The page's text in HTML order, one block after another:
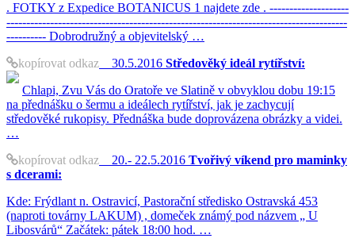
. FOTKY z Expedice BOTANICUS 1 najdete zde . --------------------
--------------------------------------------------------------------------------------
---------- Dobrodružný a objevitelský …
kopírovat odkaz 30.5.2016 Středověký ideál rytířství:
Chlapi, Zvu Vás do Oratoře ve Slatině v obvyklou dobu 19:15
na přednášku o šermu a ideálech rytířství, jak je zachycují
středověké rukopisy. Přednáška bude doprovázena obrázky a videi.
…
kopírovat odkaz 20.- 22.5.2016 Tvořivý víkend pro maminky
s dcerami:
Kde: Frýdlant n. Ostravicí, Pastorační středisko Ostravská 453
(naproti továrny LAKUM) , domeček známý pod názvem „ U
Libosvárů“ Začátek: pátek 18:00 hod. …